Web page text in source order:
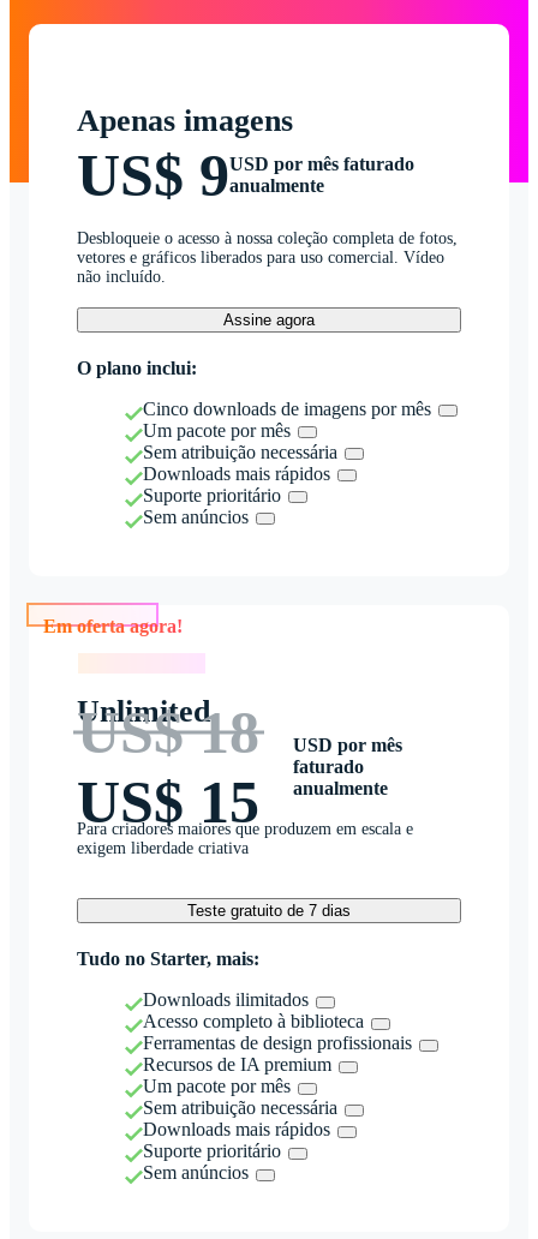
Apenas imagens
US$ 9USD por mês faturado
anualmente
Desbloqueie o acesso à nossa coleção completa de fotos,
vetores e gráficos liberados para uso comercial. Vídeo
não incluído.
Assine agora
O plano inclui:
Cinco downloads de imagens por mês
Um pacote por mês
Sem atribuição necessária
Downloads mais rápidos
Suporte prioritário
Sem anúncios
Unlimited
US$ 18
US$ 15
USD por mês
faturado
anualmente
Para criadores maiores que produzem em escala e
exigem liberdade criativa
Teste gratuito de 7 dias
Tudo no Starter, mais:
Downloads ilimitados
Acesso completo à biblioteca
Ferramentas de design profissionais
Recursos de IA premium
Um pacote por mês
Sem atribuição necessária
Downloads mais rápidos
Suporte prioritário
Sem anúncios